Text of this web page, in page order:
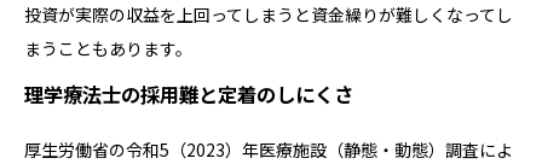
投資が実際の収益を上回ってしまうと資金繰りが難しくなってし
まうこともあります。
理学療法士の採用難と定着のしにくさ
厚生労働省の令和5（2023）年医療施設（静態・動態）調査によ